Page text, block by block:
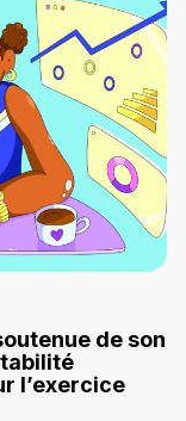
de son
l’exercice